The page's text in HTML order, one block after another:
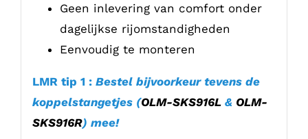
Geen inlevering van comfort onder
dagelijkse rijomstandigheden
Eenvoudig te monteren
LMR tip 1 : Bestel bijvoorkeur tevens de
koppelstangetjes (OLM-SKS916L& OLM-
SKS916R) mee!